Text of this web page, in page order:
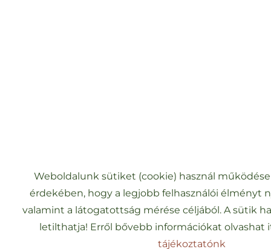
Weboldalunk sütiket (cookie) használ
érdekében, hogy a legjobb felhasználói élményt
valamint a látogatottság mérése céljából. A sütik
letilthatja! Erről bővebb információkat olvashat
tájékoztatónk